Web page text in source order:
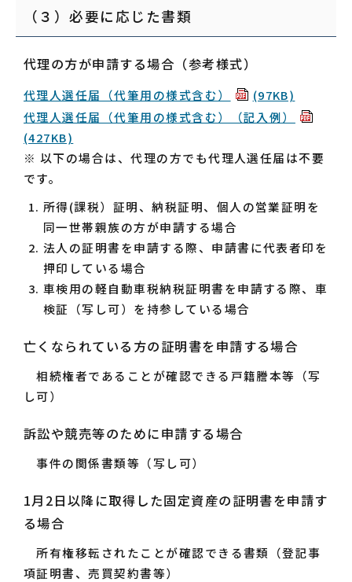
（３）必要に応じた書類
代理の方が申請する場合（参考様式）
代理人選任届（代筆用の様式含む）
(97KB)
代理人選任届（代筆用の様式含む）（記入例）
(427KB)
※ 以下の場合は、代理の方でも代理人選任届は不要
です。
所得(課税）証明、納税証明、個人の営業証明を
同一世帯親族の方が申請する場合
法人の証明書を申請する際、申請書に代表者印を
押印している場合
車検用の軽自動車税納税証明書を申請する際、車
検証（写し可）を持参している場合
亡くなられている方の証明書を申請する場合
相続権者であることが確認できる戸籍謄本等（写
し可）
訴訟や競売等のために申請する場合
事件の関係書類等（写し可）
1月2日以降に取得した固定資産の証明書を申請す
る場合
所有権移転されたことが確認できる書類（登記事
項証明書、売買契約書等）